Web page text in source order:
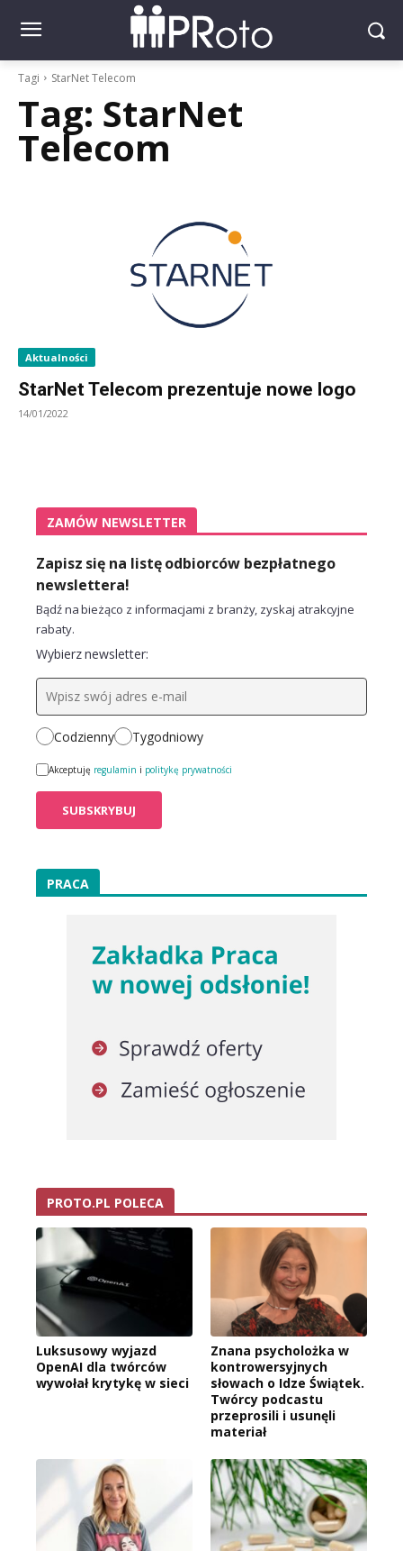
Tagi StarNet Telecom
Tag: StarNet
Telecom
Aktualności
StarNet Telecom prezentuje nowe logo
14/01/2022
ZAMÓW NEWSLETTER
Zapisz się na listę odbiorców bezpłatnego
newslettera!
Bądź na bieżąco z informacjami z branży, zyskaj atrakcyjne
rabaty.
Wybierz newsletter:
Codzienny Tygodniowy
Akceptuję regulamin i politykę prywatności
PRACA
PROTO.PL POLECA
Luksusowy wyjazd
OpenAI dla twórców
wywołał krytykę w sieci
Znana psycholożka w
kontrowersyjnych
słowach o Idze Świątek.
Twórcy podcastu
przeprosili i usunęli
materiał